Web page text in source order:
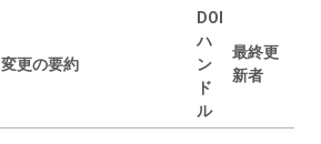
変更の要約
DOI
ハ
ン
ド
ル
最終更
新者